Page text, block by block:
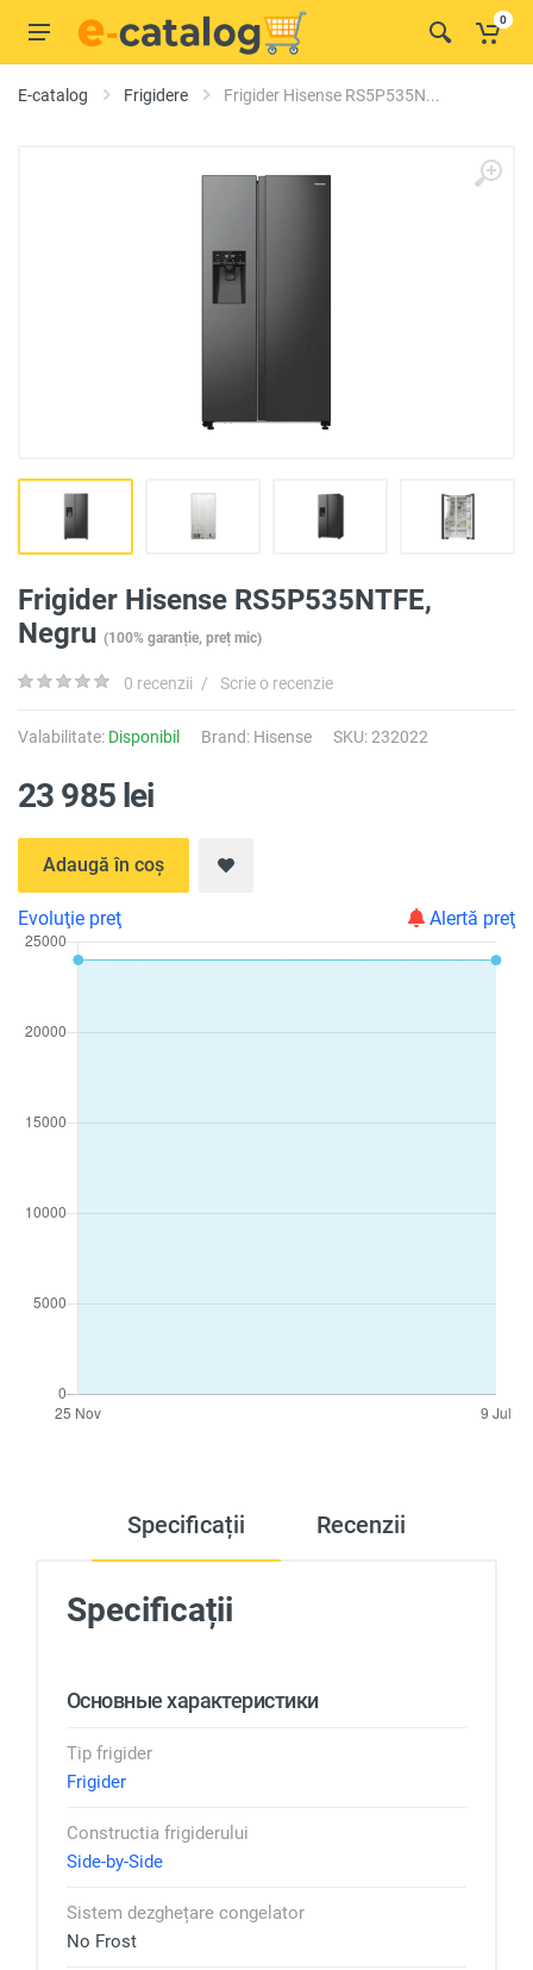
0
E-catalog Frigidere Frigider Hisense RS5P535N...
Frigider Hisense RS5P535NTFE,
Negru (100% garanție, preț mic)
0 recenzii / Scrie o recenzie
Valabilitate: Disponibil Brand: Hisense SKU: 232022
23 985 lei
Adaugă în coș
Alertă preţ
Evoluţie preţ
Specificații Recenzii
Specificații
Основные характеристики
Tip frigider
Frigider
Constructia frigiderului
Side-by-Side
Sistem dezghețare congelator
No Frost